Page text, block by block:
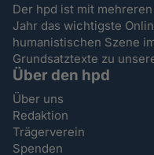
Der hpd ist mit
Jahr das wichtigste
humanistischen Szene
Grundsatztexte zu
Über den hpd
Über uns
Redaktion
Trägerverein
Spenden